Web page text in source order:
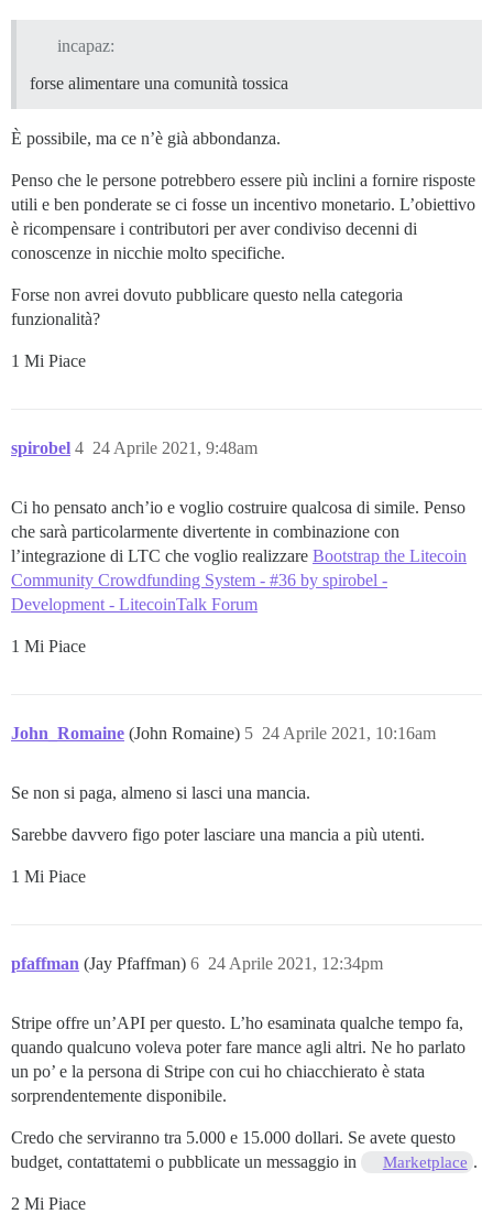
incapaz:
forse alimentare una comunità tossica
È possibile, ma ce n’è già abbondanza.
Penso che le persone potrebbero essere più inclini a fornire risposte
utili e ben ponderate se ci fosse un incentivo monetario. L’obiettivo
è ricompensare i contributori per aver condiviso decenni di
conoscenze in nicchie molto specifiche.
Forse non avrei dovuto pubblicare questo nella categoria
funzionalità?
1 Mi Piace
spirobel 24 Aprile 2021, 9:48am
4
Ci ho pensato anch’io e voglio costruire qualcosa di simile. Penso
che sarà particolarmente divertente in combinazione con
l’integrazione di LTC che voglio realizzare Bootstrap the Litecoin
Community Crowdfunding System - #36 by spirobel -
Development - LitecoinTalk Forum
1 Mi Piace
John_Romaine (John Romaine) 24 Aprile 2021, 10:16am
5
Se non si paga, almeno si lasci una mancia.
Sarebbe davvero figo poter lasciare una mancia a più utenti.
1 Mi Piace
pfaffman (Jay Pfaffman) 24 Aprile 2021, 12:34pm
6
Stripe offre un’API per questo. L’ho esaminata qualche tempo fa,
quando qualcuno voleva poter fare mance agli altri. Ne ho parlato
un po’ e la persona di Stripe con cui ho chiacchierato è stata
sorprendentemente disponibile.
Credo che serviranno tra 5.000 e 15.000 dollari. Se avete questo
budget, contattatemi o pubblicate un messaggio in
Marketplace .
2 Mi Piace